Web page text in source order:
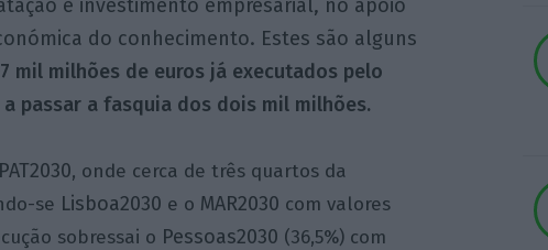
e investimento empresarial, no apoio
do conhecimento. Estes são alguns
mil milhões de euros já executados pelo
passar a fasquia dos dois mil milhões.
PAT2030, onde cerca de três quartos da
se Lisboa2030 e o MAR2030 com valores
sobressai o Pessoas2030 (36,5%) com